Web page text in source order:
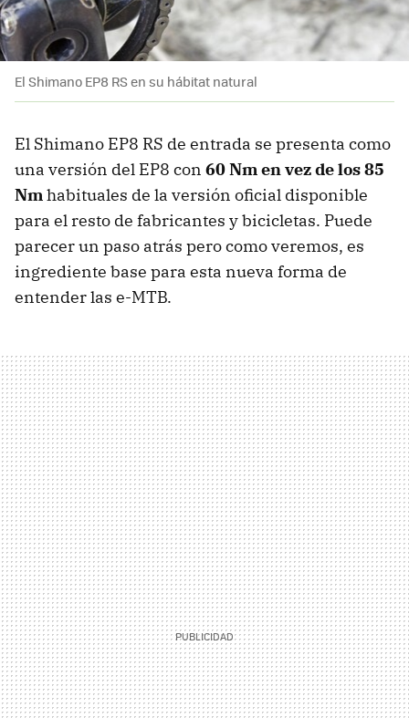
El Shimano EP8 RS en su hábitat natural
El Shimano EP8 RS de entrada se presenta como
una versión del EP8 con 60 Nm en vez de los 85
Nmhabituales de la versión oficial disponible
para el resto de fabricantes y bicicletas. Puede
parecer un paso atrás pero como veremos, es
ingrediente base para esta nueva forma de
entender las e-MTB.